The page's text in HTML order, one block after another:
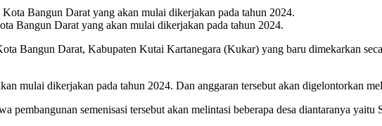
Bangun Darat yang akan mulai dikerjakan pada tahun 2024.
Bangun Darat, Kabupaten Kutai Kartanegara (Kukar) yang baru dimekarkan
mulai dikerjakan pada tahun 2024. Dan anggaran tersebut akan digelontorkan
pembangunan semenisasi tersebut akan melintasi beberapa desa diantaranya